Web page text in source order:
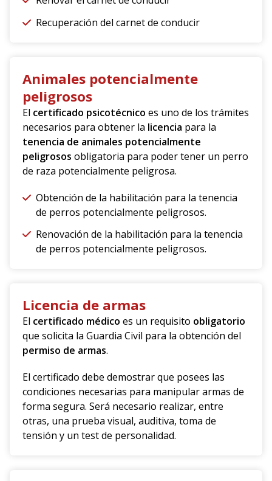
Recuperación del carnet de conducir
Animales potencialmente
peligrosos
El certificado psicotécnico es uno de los trámites
necesarios para obtener la licencia para la
tenencia de animales potencialmente
peligrosos obligatoria para poder tener un perro
de raza potencialmente peligrosa.
Obtención de la habilitación para la tenencia
de perros potencialmente peligrosos.
Renovación de la habilitación para la tenencia
de perros potencialmente peligrosos.
Licencia de armas
El certificado médico es un requisito obligatorio
que solicita la Guardia Civil para la obtención del
permiso de armas.
El certificado debe demostrar que posees las
condiciones necesarias para manipular armas de
forma segura. Será necesario realizar, entre
otras, una prueba visual, auditiva, toma de
tensión y un test de personalidad.